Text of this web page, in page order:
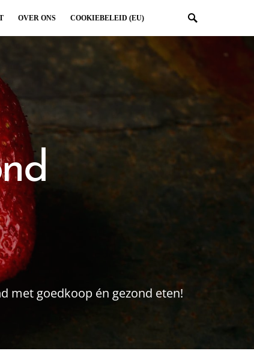
OVER ONS COOKIEBELEID (EU)
met goedkoop én gezond eten!